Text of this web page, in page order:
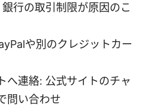
行の取引制限が原因のこ
や別のクレジットカー
へ連絡: 公式サイトのチャ
問い合わせ